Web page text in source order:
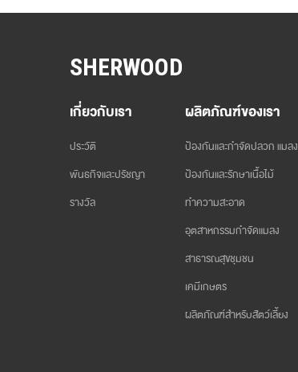
SHERWOOD
เกี่ยวกับเรา
ประวัติ
พันธกิจและปรัชญา
รางวัล
ผลิตภัณฑ์ของเรา
ป้องกันและกำจัดปลวก แมลง
ป้องกันและรักษาเนื้อไม้
ทำความสะอาด
อุตสาหกรรมกำจัดแมลง
สาธารณสุขชุมชน
เคมีเกษตร
ผลิตภัณฑ์สำหรับสัตว์เลี้ยง